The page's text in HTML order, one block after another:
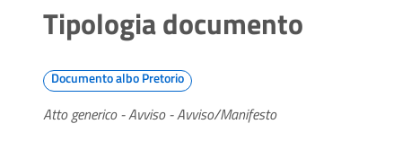
Tipologia documento
Documento albo Pretorio
Atto generico - Avviso - Avviso/Manifesto